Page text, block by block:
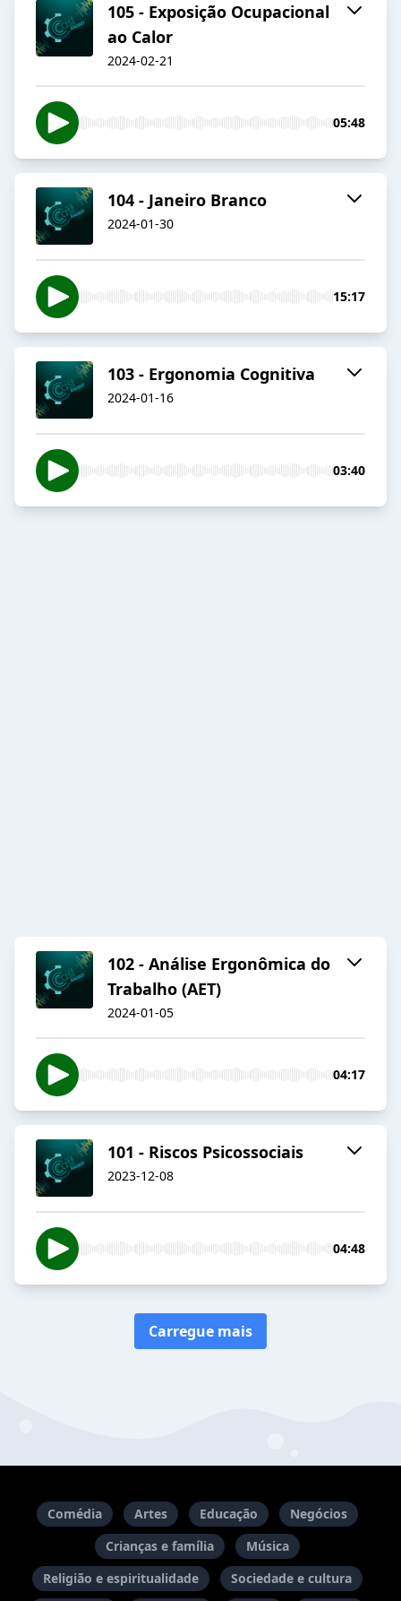
105 - Exposição Ocupacional
ao Calor
2024-02-21
05:48
104 - Janeiro Branco
2024-01-30
15:17
103 - Ergonomia Cognitiva
2024-01-16
03:40
102 - Análise Ergonômica do
Trabalho (AET)
2024-01-05
04:17
101 - Riscos Psicossociais
2023-12-08
04:48
Carregue mais
Comédia Artes Educação
Negócios
Crianças e família
Música
Religião e espiritualidade
Sociedade e cultura